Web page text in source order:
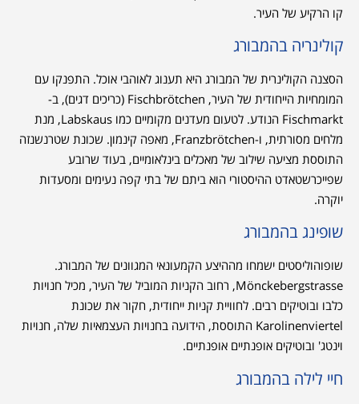
קו הרקיע של העיר.
קולינריה בהמבורג
הסצנה הקולינרית של המבורג היא תענוג לאוהבי אוכל. התפנקו עם
המומחיות הייחודית של העיר, Fischbrötchen (כריכים דגים), ב-
Fischmarkt הנודע. לטעום מעדנים מקומיים כמו Labskaus, מנת
מלחים מסורתית, ו-Franzbrötchen, מאפה קינמון. שכונת שטרנשנזה
התוססת מציעה שילוב של מאכלים בינלאומיים, בעוד שרובע
שפייכרשטאדט ההיסטורי הוא ביתם של בתי קפה נעימים ומסעדות
יוקרה.
שופינג בהמבורג
שופוהוליסטים ישמחו מההיצע הקמעונאי המגוונים של המבורג.
Mönckebergstrasse, רחוב הקניות המוביל של העיר, מכיל חנויות
כלבו ובוטיקים רבים. לחוויית קניות ייחודית, חקור את שכונת
Karolinenviertel התוססת, הידועה בחנויות העצמאיות שלה, חנויות
וינטג' ובוטיקים אופנתיים אופנתיים.
חיי לילה בהמבורג